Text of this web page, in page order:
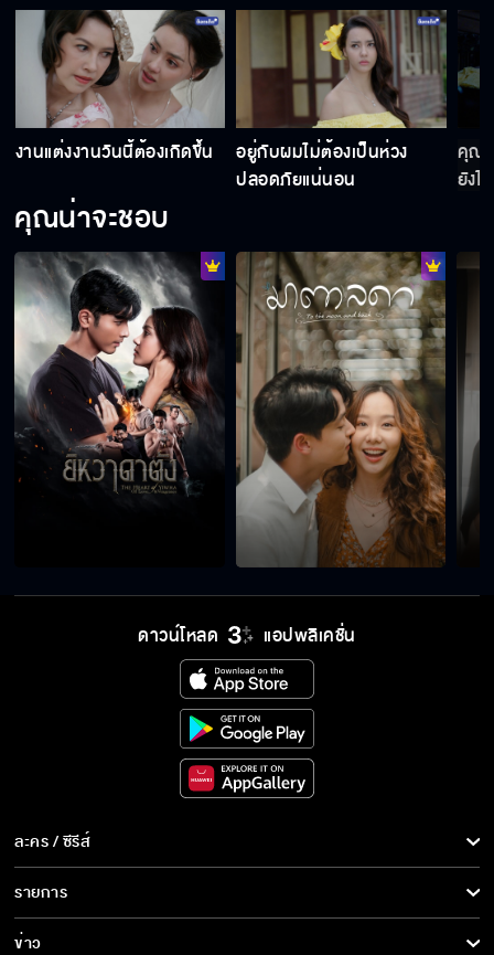
งานแต่งงานวันนี้ต้องเกิดขึ้น
อยู่กับผมไม่ต้องเป็นห่วง
ปลอดภัยแน่นอน
คุณเ
ยังไง
คุณน่าจะชอบ
ดาวน์โหลด แอปพลิเคชั่น
ละคร / ซีรีส์
ละคร/ซีรีส์
ซีรีส์นานาชาติ
รายการ
รายการทั้งหมด
ข่าว